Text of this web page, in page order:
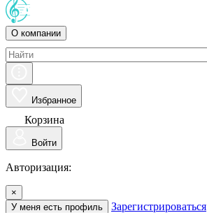
О компании
Избранное
Корзина
Войти
Авторизация:
×
У меня есть профиль
Зарегистрироваться